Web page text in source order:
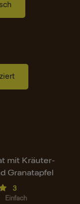
mit Kräuter-
Granatapfel
3
Einfach